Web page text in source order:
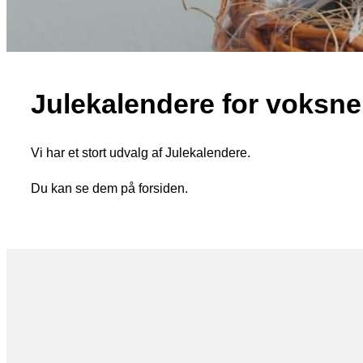
Julekalendere for
Vi har et stort udvalg af Julekalendere.
Du kan se dem på forsiden.